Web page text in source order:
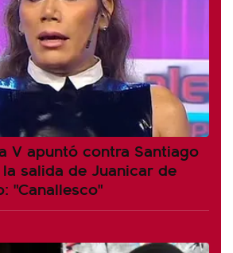
V apuntó contra Santiago
salida de Juanicar de
"Canallesco"